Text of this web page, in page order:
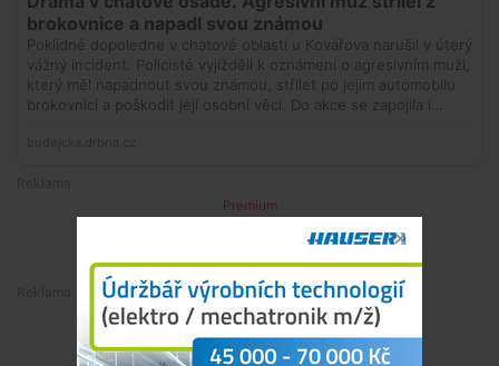
Premium
Premium